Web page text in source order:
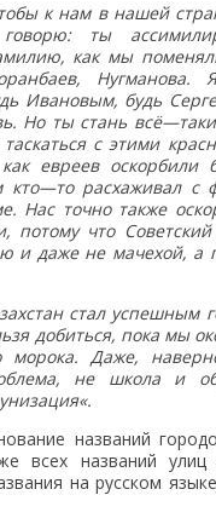
к нам в нашей
говорю: ты
, как мы
, Нугманова. Я
Ивановым, будь
. Но ты стань всё—таки
таскаться с этими
как евреев оскорбили
кто—то расхаживал с
. Нас точно также
, потому что Советский
и даже не мачехой, а
стал успешным
добиться, пока мы
морока.Даже,
, не школа и
«.
названий
всех названий улиц
на русском